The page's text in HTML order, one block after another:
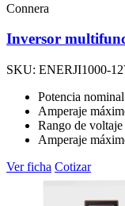
Connera
Inversor
SKU: ENERJI1000-
Potencia
Amperaje
Rango de
Amperaje
Ver ficha Cotizar